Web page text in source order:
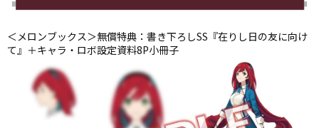
＜メロンブックス＞無償特典：書き下ろしSS『在りし日の友に向け
て』＋キャラ・ロボ設定資料8P小冊子